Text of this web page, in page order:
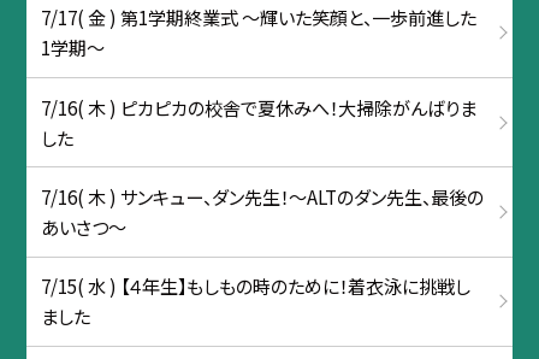
7/17( 金 ) 第1学期終業式 ～輝いた笑顔と、一歩前進した
1学期～
7/16( 木 ) ピカピカの校舎で夏休みへ！大掃除がんばりま
した
7/16( 木 ) サンキュー、ダン先生！〜ALTのダン先生、最後の
あいさつ〜
7/15( 水 ) 【４年生】もしもの時のために！着衣泳に挑戦し
ました